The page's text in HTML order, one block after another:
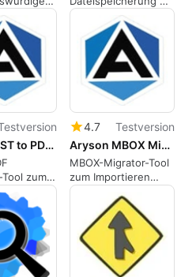
von
SugarSync
Aryson PST to PDF Converter Tool
zum
von
Dateien
4.7
Testversion
Aryson MBOX Migrator Tool
MBOX-Migrator-Tool
zum Importieren
oder Migrieren von
MBOX-Dateien in
großen Mengen